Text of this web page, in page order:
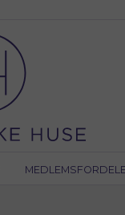
MEDLEMSFORDELE